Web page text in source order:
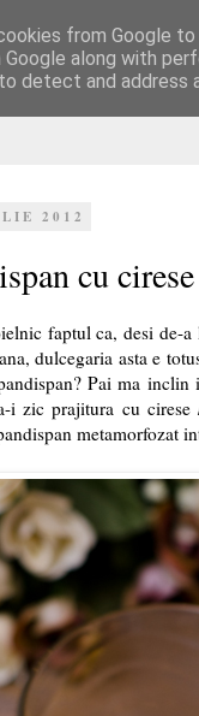
2012
cu cirese
faptul ca, desi de-
dulcegaria asta e
Pai ma
i zic prajitura cu
metamorfozat
from Google
Google along with
detect and address